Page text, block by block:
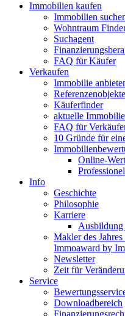
Immobilien kaufen
Immobilien
Wohntraum
Suchagent
FAQ für Käufer
Verkaufen
Immobilie
Referenzenobjekte
Käuferfinder
aktuelle
FAQ für
10 Gründe für
Online-
Info
Geschichte
Philosophie
Karriere
Ausbildung
Makler des
Immoaward by
Newsletter
Zeit für
Service
Downloadbereich